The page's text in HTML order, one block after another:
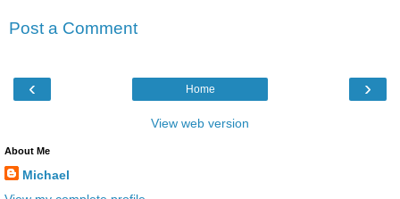
Post a Comment
‹ ›
Home
View web version
About Me
Michael